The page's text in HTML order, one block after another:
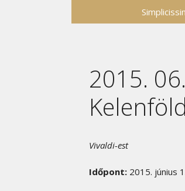
2015.
Vivaldi-est
Időpont: 2015. június